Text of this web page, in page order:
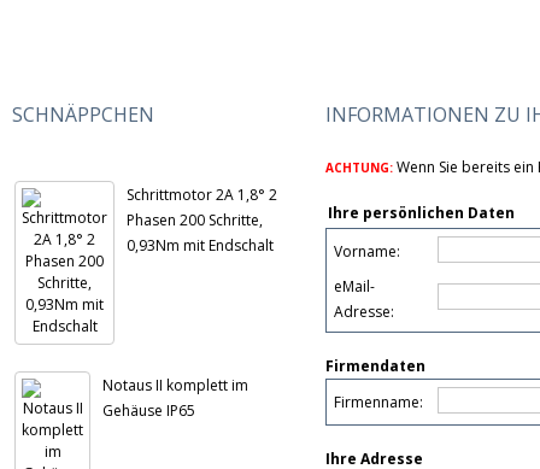
SCHNÄPPCHEN
Schrittmotor 2A 1,8° 2
Phasen 200 Schritte,
0,93Nm mit Endschalt
Notaus II komplett im
Gehäuse IP65
INFORMATIONEN ZU
ACHTUNG: Wenn Sie bereits
Ihre persönlichen Daten
Vorname:
eMail-
Adresse:
Firmendaten
Firmenname:
Ihre Adresse